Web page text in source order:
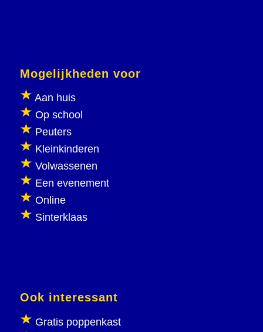
Mogelijkheden voor
Aan huis
Op school
Peuters
Kleinkinderen
Volwassenen
Een evenement
Online
Sinterklaas
Ook interessant
Gratis poppenkast